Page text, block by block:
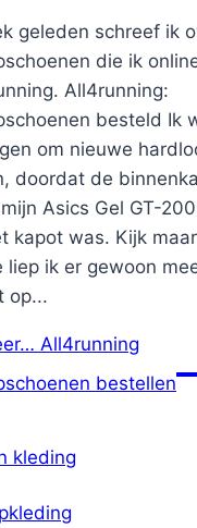
geleden schreef ik
die ik
All4running:
besteld Ik
om nieuwe
doordat de
Asics Gel GT-
kapot was. Kijk
liep ik er gewoon
op...
All4running
bestellen